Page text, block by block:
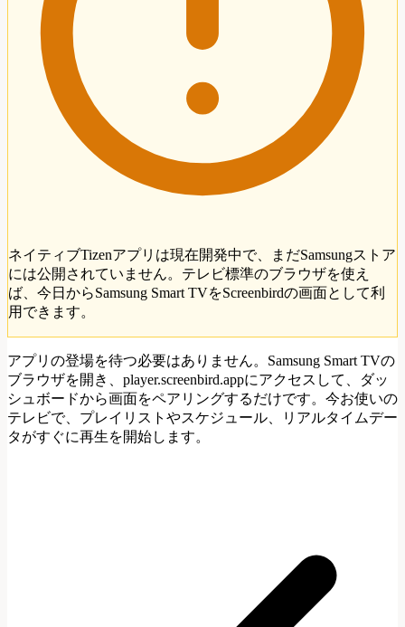
ネイティブTizenアプリは現在開発中で、まだSamsungストア
には公開されていません。テレビ標準のブラウザを使え
ば、今日からSamsung Smart TVをScreenbirdの画面として利
用できます。
アプリの登場を待つ必要はありません。Samsung Smart TVの
ブラウザを開き、player.screenbird.appにアクセスして、ダッ
シュボードから画面をペアリングするだけです。今お使いの
テレビで、プレイリストやスケジュール、リアルタイムデー
タがすぐに再生を開始します。